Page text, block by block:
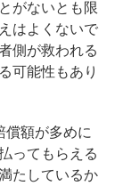
がないとも限
はよくないで
側が救われる
可能性もあり
償額が多めに
ってもらえる
たしているか